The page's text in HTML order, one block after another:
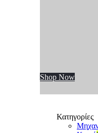
Shop Now
Κατηγορίες